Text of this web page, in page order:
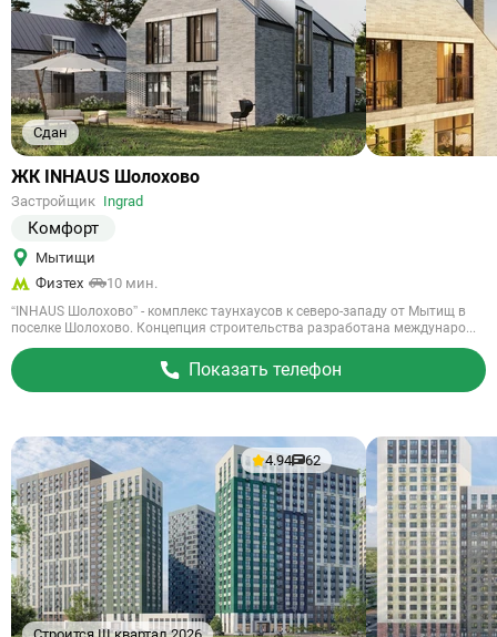
Сдан
Ссылка
объект
ЖК INHAUS Шолохово
Застройщик Ingrad
Комфорт
Мытищи
Физтех
10 мин.
“INHAUS Шолохово” - комплекс таунхаусов к северо-западу от Мытищ в
поселке Шолохово. Концепция строительства разработана междунаро...
Показать телефон
4.94 62